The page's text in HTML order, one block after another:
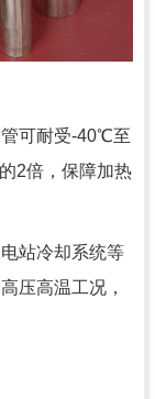
可耐受-40℃至
2倍，保障加热
站冷却系统等
压高温工况，